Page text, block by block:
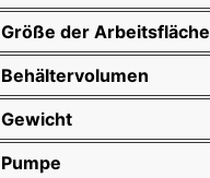
Größe der Arbeitsfläche
Behältervolumen
Gewicht
Pumpe